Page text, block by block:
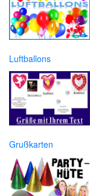
Luftballons
Grußkarten